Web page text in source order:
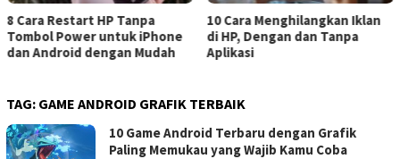
Restart HP Tanpa
Power untuk iPhone
Android dengan Mudah
10 Cara Menghilangkan Iklan
di HP, Dengan dan Tanpa
Aplikasi
TAG: GAME ANDROID GRAFIK TERBAIK
10 Game Android Terbaru dengan Grafik
Paling Memukau yang Wajib Kamu Coba